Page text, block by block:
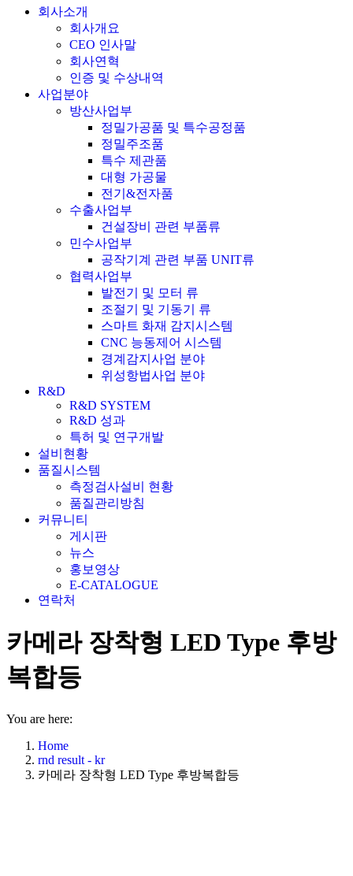
회사소개
회사개요
CEO 인사말
회사연혁
인증 및 수상내역
사업분야
방산사업부
정밀가공품 및 특수공정품
정밀주조품
특수 제관품
대형 가공물
전기&전자품
수출사업부
건설장비 관련 부품류
민수사업부
공작기계 관련 부품 UNIT류
협력사업부
발전기 및 모터 류
조절기 및 기동기 류
스마트 화재 감지시스템
CNC 능동제어 시스템
경계감지사업 분야
위성항법사업 분야
R&D
R&D SYSTEM
R&D 성과
특허 및 연구개발
설비현황
품질시스템
측정검사설비 현황
품질관리방침
커뮤니티
게시판
뉴스
홍보영상
E-CATALOGUE
연락처
카메라 장착형 LED Type 후방
복합등
You are here:
Home
rnd result - kr
카메라 장착형 LED Type 후방복합등